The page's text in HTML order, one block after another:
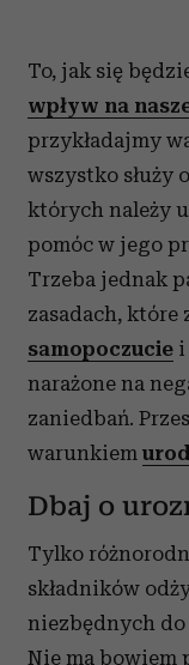
To, jak się
wpływ na
przykładajmy
wszystko służy
których należy
pomóc w jego
Trzeba jednak
zasadach, które
samopoczucie i
narażone na
zaniedbań.
warunkiem
Dbaj o
Tylko
składników
niezbędnych
Nie ma bowiem